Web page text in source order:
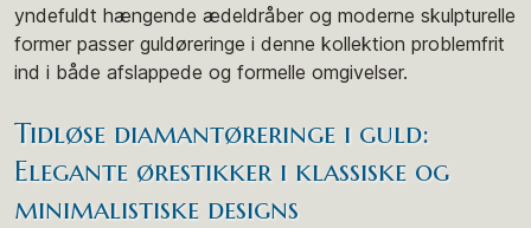
yndefuldt hængende ædeldråber og moderne skulpturelle
former passer guldøreringe i denne kollektion problemfrit
ind i både afslappede og formelle omgivelser.
Tidløse diamantøreringe i guld:
Elegante ørestikker i klassiske og
minimalistiske designs